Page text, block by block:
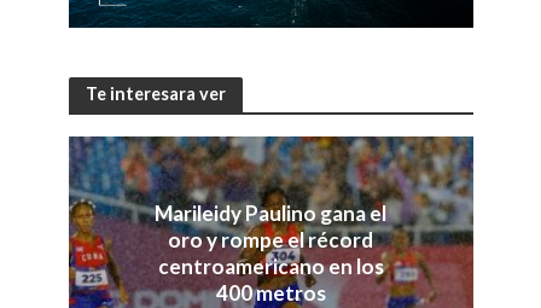
Te interesara ver
Marileidy Paulino gana el
oro y rompe el récord
centroamericano en los
400 metros